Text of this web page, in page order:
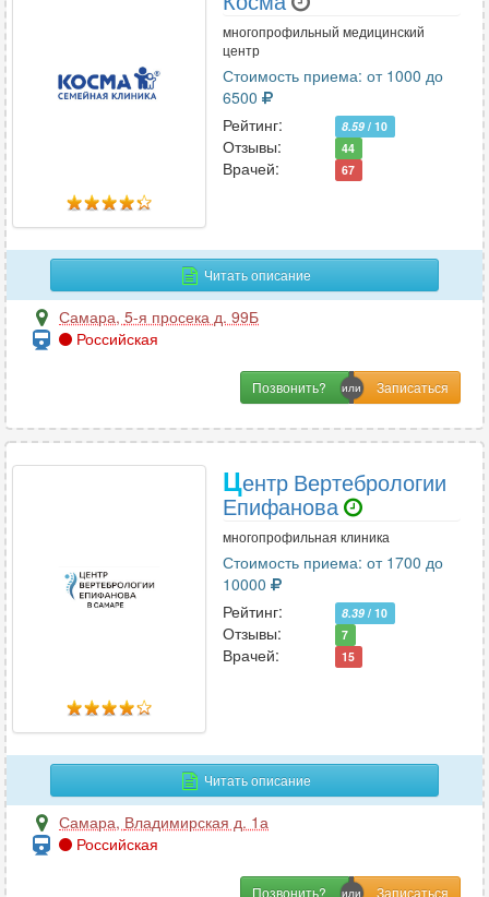
многопрофильный медицинский
центр
Стоимость приема: от 1000 до
6500
Рейтинг:
8.59 / 10
Отзывы: 44
Врачей: 67
Читать описание
Самара, 5-я просека д. 99Б
Российская
Позвонить?
Центр Вертебрологии
Епифанова
многопрофильная клиника
Стоимость приема: от 1700 до
10000
Рейтинг:
8.39 / 10
Отзывы: 7
Врачей: 15
Читать описание
Самара, Владимирская д. 1а
Российская
Позвонить?